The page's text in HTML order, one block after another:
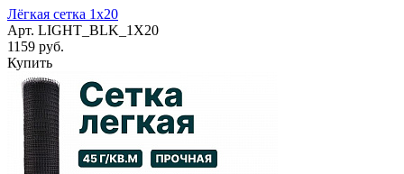
Лёгкая сетка 1х20
Арт. LIGHT_BLK_1X20
1159 руб.
Купить